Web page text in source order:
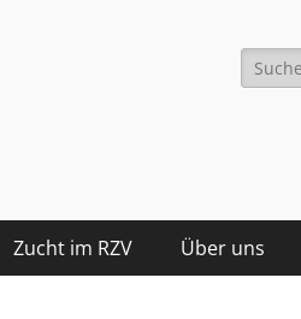
Suche
nach:
Zucht im RZV Über uns